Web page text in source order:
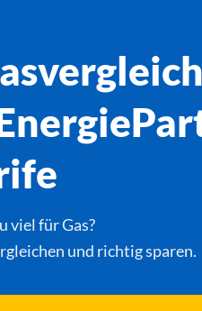
viel für Gas?
und richtig sparen.